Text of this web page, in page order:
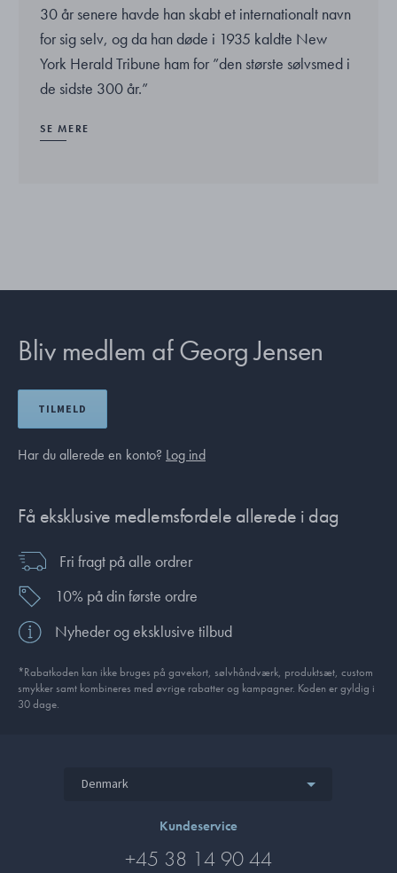
30 år senere havde han skabt et internationalt navn
for sig selv, og da han døde i 1935 kaldte New
York Herald Tribune ham for ”den største sølvsmed i
de sidste 300 år.”
SE MERE
Bliv medlem af Georg Jensen
TILMELD
Har du allerede en konto? Log ind
Få eksklusive medlemsfordele allerede i dag
Fri fragt på alle ordrer
10% på din første ordre
Nyheder og eksklusive tilbud
*Rabatkoden kan ikke bruges på gavekort, sølvhåndværk, produktsæt, custom
smykker samt kombineres med øvrige rabatter og kampagner. Koden er gyldig i
30 dage.
Denmark
Kundeservice
+45 38 14 90 44